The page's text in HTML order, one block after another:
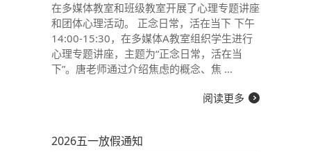
在多媒体教室和班级教室开展了心理专题讲座
和团体心理活动。 正念日常，活在当下 下午
14:00-15:30，在多媒体A教室组织学生进行
心理专题讲座，主题为“正念日常，活在当
下”。唐老师通过介绍焦虑的概念、焦 …
阅读更多
2026五一放假通知